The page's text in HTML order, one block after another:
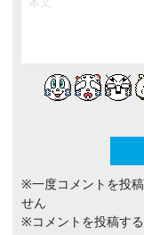
※一度コメントを投
せん
※コメントを投稿す